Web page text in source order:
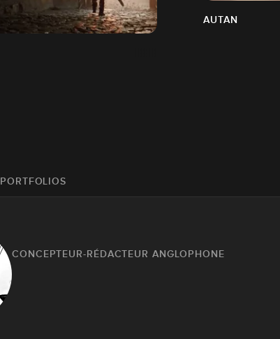
AUTAN
PORTFOLIOS
CONCEPTEUR-RÉDACTEUR ANGLOPHONE